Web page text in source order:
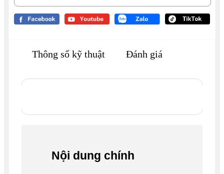
Thông số kỹ thuật Đánh giá
Nội dung chính